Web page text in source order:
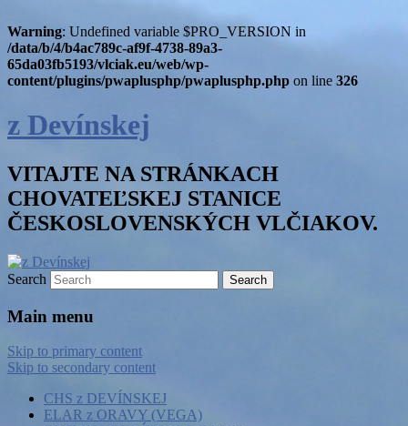
Warning: Undefined variable $PRO_VERSION in
/data/b/4/b4ac789c-af9f-4738-89a3-
65da03fb5193/vlciak.eu/web/wp-
content/plugins/pwaplusphp/pwaplusphp.php on line 326
z Devínskej
VITAJTE NA STRÁNKACH
CHOVATEĽSKEJ STANICE
ČESKOSLOVENSKÝCH VLČIAKOV.
Search
Main menu
Skip to primary content
Skip to secondary content
CHS z DEVÍNSKEJ
ELAR z ORAVY (VEGA)